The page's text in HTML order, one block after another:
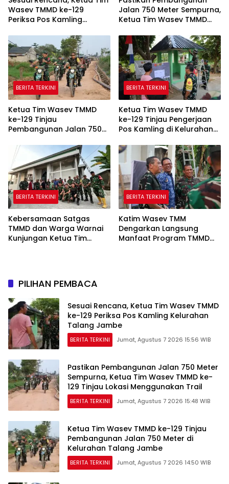
Wasev TMMD ke-129
Periksa Pos Kamling
Jalan 750 Meter Sempurna,
Ketua Tim Wasev TMMD
Menggunakan Trail
BERITA TERKINI
Ketua Tim Wasev TMMD
ke-129 Tinjau
Pembangunan Jalan 750
Jambe
BERITA TERKINI
Ketua Tim Wasev TMMD
ke-129 Tinjau Pengerjaan
Pos Kamling di Kelurahan
BERITA TERKINI
Kebersamaan Satgas
TMMD dan Warga Warnai
Kunjungan Ketua Tim
BERITA TERKINI
Katim Wasev TMM
Dengarkan Langsung
Manfaat Program TMMD
PILIHAN PEMBACA
Sesuai Rencana, Ketua Tim Wasev TMMD
ke-129 Periksa Pos Kamling Kelurahan
Talang Jambe
BERITA TERKINI Jumat, Agustus 7 2026 15:56 WIB
Pastikan Pembangunan Jalan 750 Meter
Sempurna, Ketua Tim Wasev TMMD ke-
129 Tinjau Lokasi Menggunakan Trail
BERITA TERKINI Jumat, Agustus 7 2026 15:48 WIB
Ketua Tim Wasev TMMD ke-129 Tinjau
Pembangunan Jalan 750 Meter di
Kelurahan Talang Jambe
BERITA TERKINI Jumat, Agustus 7 2026 14:50 WIB